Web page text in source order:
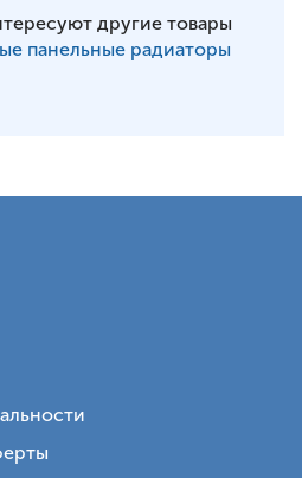
другие товары
панельные радиаторы